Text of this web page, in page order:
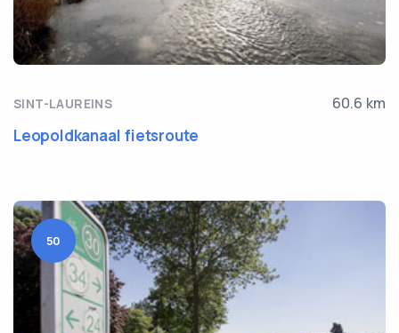
SINT-LAUREINS 60.6 km
Leopoldkanaal fietsroute
50